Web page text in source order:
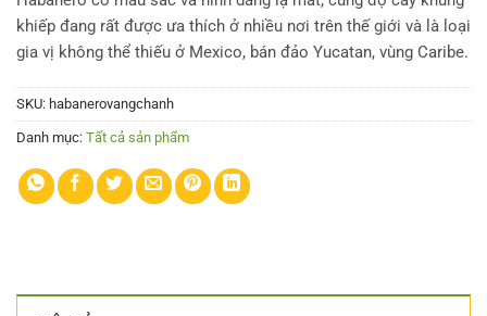
khiếp đang rất được ưa thích ở nhiều nơi trên thế giới và là loại
gia vị không thể thiếu ở Mexico, bán đảo Yucatan, vùng Caribe.
SKU: habanerovangchanh
Danh mục: Tất cả sản phẩm